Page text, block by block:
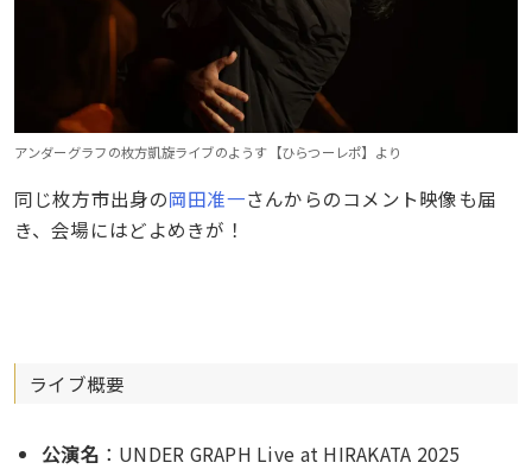
アンダーグラフの枚方凱旋ライブのようす【ひらつーレポ】より
同じ枚方市出身の岡田准一さんからのコメント映像も届
き、会場にはどよめきが！
ライブ概要
公演名 ：UNDER GRAPH Live at HIRAKATA 2025